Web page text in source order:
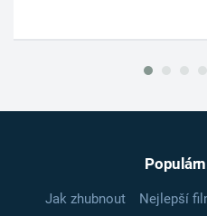
Jak zhubnout Nejlepší